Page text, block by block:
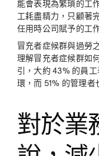
能會表現為繁瑣的工
工耗盡精力，只顧著
任用時公司賦予的工
冒充者症候群與過勞
理解冒充者症候群如
引，大約 43% 的員
環，而 51% 的管理者
對於業